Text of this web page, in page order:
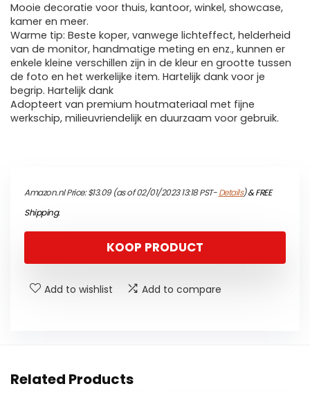
Mooie decoratie voor thuis, kantoor, winkel, showcase,
kamer en meer.
Warme tip: Beste koper, vanwege lichteffect, helderheid
van de monitor, handmatige meting en enz., kunnen er
enkele kleine verschillen zijn in de kleur en grootte tussen
de foto en het werkelijke item. Hartelijk dank voor je
begrip. Hartelijk dank
Adopteert van premium houtmateriaal met fijne
werkschip, milieuvriendelijk en duurzaam voor gebruik.
Amazon.nl Price:$13.09(as of 02/01/2023 13:18 PST-Details)&FREE
Shipping.
KOOP PRODUCT
Add to wishlist Add to compare
Related Products